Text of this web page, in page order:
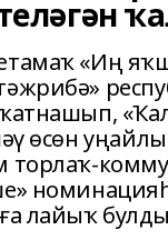
«Иң
өсөн
торлаҡ-
лайыҡ